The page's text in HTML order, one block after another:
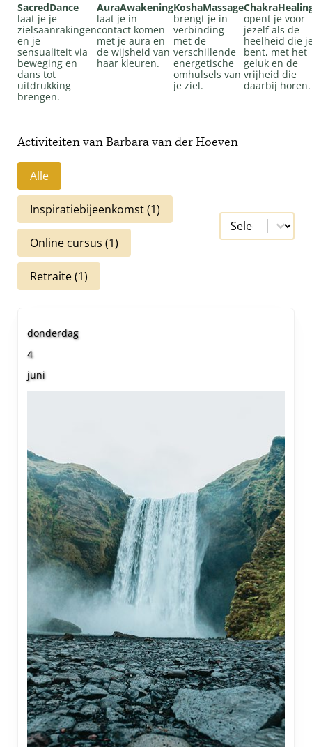
SacredDance
laat je je
zielsaanrakingen
en je
sensualiteit via
beweging en
dans tot
uitdrukking
brengen.
AuraAwakening
laat je in
contact komen
met je aura en
de wijsheid van
haar kleuren.
KoshaMassage
brengt je in
verbinding
met de
verschillende
energetische
omhulsels van
je ziel.
opent je voor
jezelf als de
heelheid die
bent, met het
geluk en de
vrijheid die
daarbij horen.
Activiteiten vanBarbara van der Hoeven
Alle
Inspiratiebijeenkomst(1)
Online cursus (1)
Retraite(1)
Select content
donderdag
4
juni